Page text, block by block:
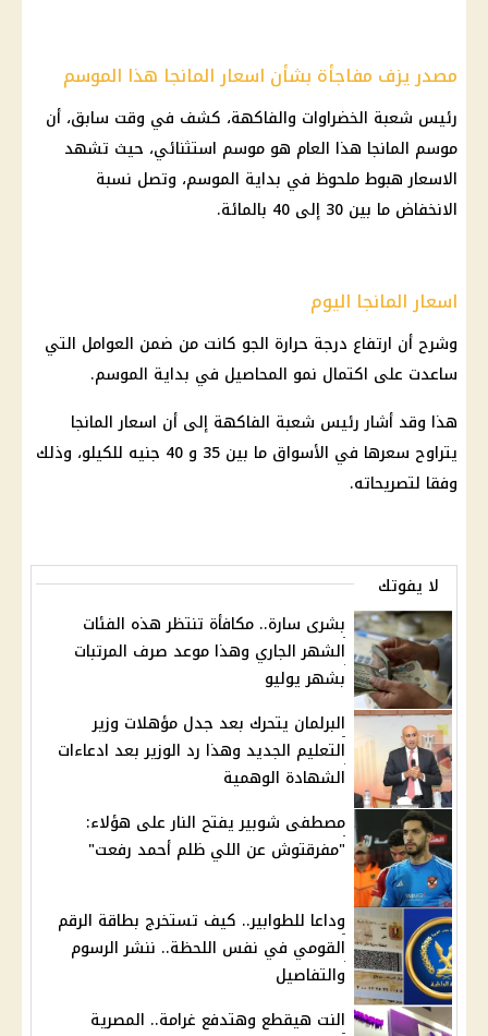
مصدر يزف مفاجأة بشأن اسعار المانجا هذا الموسم
رئيس شعبة الخضراوات والفاكهة، كشف في وقت سابق، أن
موسم المانجا هذا العام هو موسم استثنائي، حيث تشهد
الاسعارهبوط ملحوظ في بداية الموسم، وتصل نسبة
الانخفاض ما بين 30 إلى 40 بالمائة.
اسعار المانجا اليوم
وشرح أن ارتفاع درجة حرارة الجو كانت من ضمن العوامل التي
ساعدت على اكتمال نمو المحاصيل في بداية الموسم.
هذا وقد أشار رئيس شعبة الفاكهة إلى أن اسعارالمانجا
يتراوح سعرها في الأسواق
ما بين 35 و 40 جنيه للكيلو، وذلك
وفقا لتصريحاته.
لا يفوتك
بشرى سارة.. مكافأة تنتظر هذه الفئات
الشهر الجاري وهذا موعد صرف المرتبات
بشهر يوليو
البرلمان يتحرك بعد جدل مؤهلات وزير
التعليم الجديد وهذا رد الوزير بعد ادعاءات
الشهادة الوهمية
مصطفى شوبير يفتح النار على هؤلاء:
"مفرقتوش عن اللي ظلم أحمد رفعت"
وداعا للطوابير.. كيف تستخرج بطاقة الرقم
القومي في نفس اللحظة.. ننشر الرسوم
والتفاصيل
النت هيقطع وهتدفع غرامة.. المصرية